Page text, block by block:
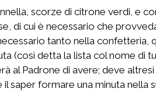
scorze di citrone verdi, e
di cui è necessario che
tanto nella confetteria,
(così detta la lista col nome di
Padrone di avere; deve
saper formare una minuta nella